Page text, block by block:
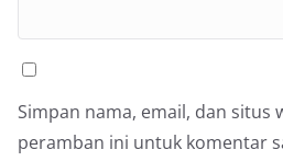
Simpan nama, email, dan situs
peramban ini untuk komentar